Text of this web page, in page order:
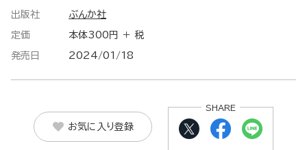
出版社 ぶんか社
定価 本体300円 ＋ 税
発売日 2024/01/18
お気に入り登録
SHARE